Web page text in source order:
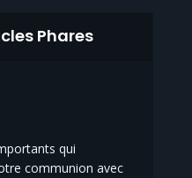
Phares
qui
communion avec